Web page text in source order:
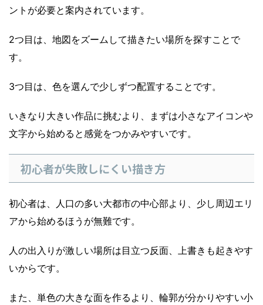
ントが必要と案内されています。
2つ目は、地図をズームして描きたい場所を探すことで
す。
3つ目は、色を選んで少しずつ配置することです。
いきなり大きい作品に挑むより、まずは小さなアイコンや
文字から始めると感覚をつかみやすいです。
初心者が失敗しにくい描き方
初心者は、人口の多い大都市の中心部より、少し周辺エリ
アから始めるほうが無難です。
人の出入りが激しい場所は目立つ反面、上書きも起きやす
いからです。
また、単色の大きな面を作るより、輪郭が分かりやすい小